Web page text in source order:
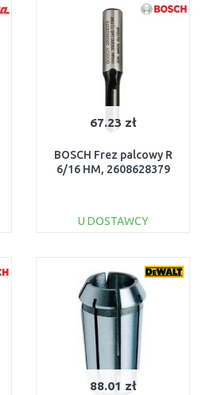
Do porównania
67.23 zł
BOSCH Frez palcowy R
6/16 HM, 2608628379
U DOSTAWCY
Do porównania
88.01 zł